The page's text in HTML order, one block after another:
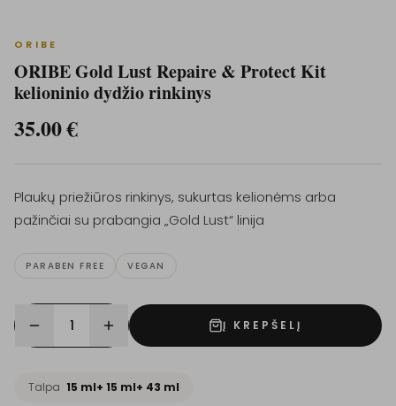
ORIBE
ORIBE Gold Lust Repaire & Protect Kit
kelioninio dydžio rinkinys
35.00€
Plaukų priežiūros rinkinys, sukurtas kelionėms arba
pažinčiai su prabangia „Gold Lust“ linija
PARABEN FREE VEGAN
1 Į KREPŠELĮ
Talpa 15 ml+ 15 ml+ 43 ml